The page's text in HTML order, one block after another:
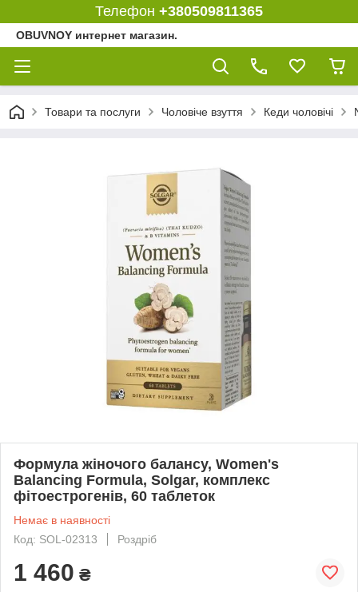
Телефон +380509811365
OBUVNOY интернет магазин.
Товари та послуги Чоловіче взуття Кеди чоловічі
Формула жіночого балансу, Women's
Balancing Formula, Solgar, комплекс
фітоестрогенів, 60 таблеток
Немає в наявності
Код: SOL-02313
Роздріб
1 460 ₴